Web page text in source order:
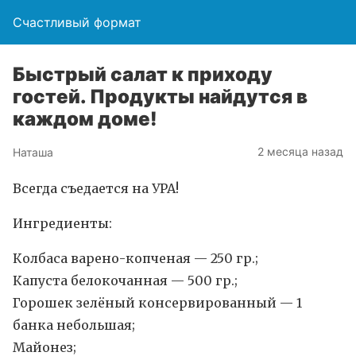
Счастливый формат
Быстрый салат к приходу
гостей. Продукты найдутся в
каждом доме!
Наташа 2 месяца назад
Всегда съедается на УРА!
Ингредиенты:
Колбаса варено-копченая — 250 гр.;
Капуста белокочанная — 500 гр.;
Горошек зелёный консервированный — 1
банка небольшая;
Майонез;